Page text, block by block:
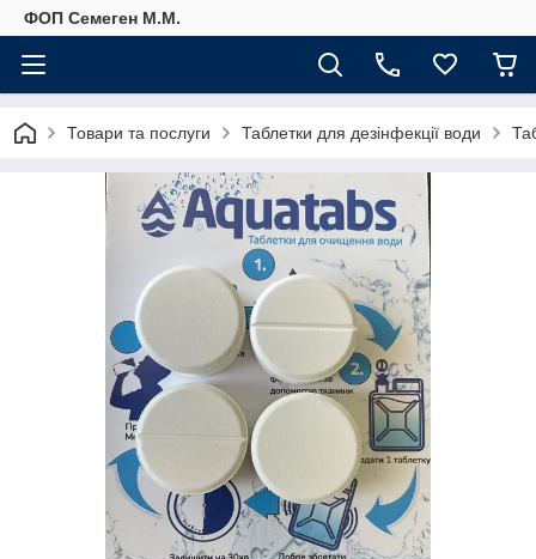
ФОП Семеген М.М.
Товари та послуги Таблетки для дезінфекції води